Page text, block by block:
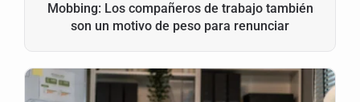
Mobbing: Los compañeros de trabajo también
son un motivo de peso para renunciar